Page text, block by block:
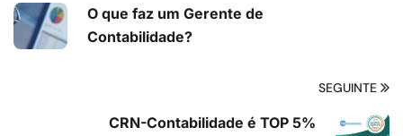
O que faz um Gerente de
Contabilidade?
SEGUINTE
CRN-Contabilidade é TOP 5%